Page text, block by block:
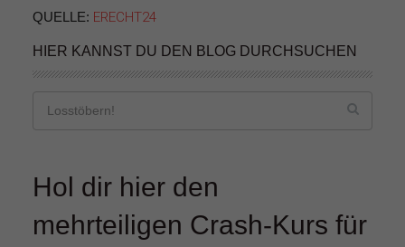
QUELLE: ERECHT24
HIER KANNST DU DEN BLOG DURCHSUCHEN
Hol dir hier den
mehrteiligen Crash-Kurs für